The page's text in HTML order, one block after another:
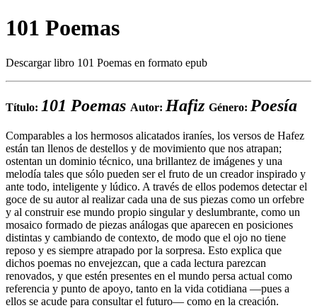
101 Poemas
Descargar libro 101 Poemas en formato epub
Título: 101 Poemas Autor: Hafiz Género: Poesía
Comparables a los hermosos alicatados iraníes, los versos de Hafez
están tan llenos de destellos y de movimiento que nos atrapan;
ostentan un dominio técnico, una brillantez de imágenes y una
melodía tales que sólo pueden ser el fruto de un creador inspirado y
ante todo, inteligente y lúdico. A través de ellos podemos detectar el
goce de su autor al realizar cada una de sus piezas como un orfebre
y al construir ese mundo propio singular y deslumbrante, como un
mosaico formado de piezas análogas que aparecen en posiciones
distintas y cambiando de contexto, de modo que el ojo no tiene
reposo y es siempre atrapado por la sorpresa. Esto explica que
dichos poemas no envejezcan, que a cada lectura parezcan
renovados, y que estén presentes en el mundo persa actual como
referencia y punto de apoyo, tanto en la vida cotidiana —pues a
ellos se acude para consultar el futuro— como en la creación.